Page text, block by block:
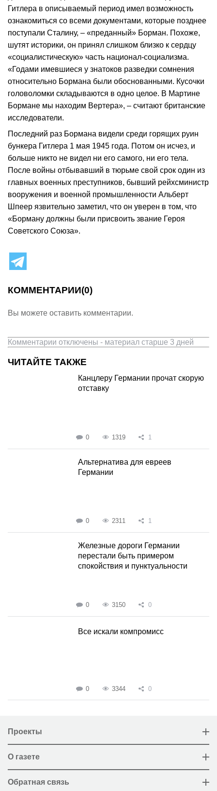
Гитлера в описываемый период имел возможность
ознакомиться со всеми документами, которые позднее
поступали Сталину, – «преданный» Борман. Похоже,
шутят историки, он принял слишком близко к сердцу
«социалистическую» часть национал-социализма.
«Годами имевшиеся у знатоков разведки сомнения
относительно Бормана были обоснованными. Кусочки
головоломки складываются в одно целое. В Мартине
Бормане мы находим Вертера», – считают британские
исследователи.
Последний раз Бормана видели среди горящих руин
бункера Гитлера 1 мая 1945 года. Потом он исчез, и
больше никто не видел ни его самого, ни его тела.
После войны отбывавший в тюрьме свой срок один из
главных военных преступников, бывший рейхсминистр
вооружения и военной промышленности Альберт
Шпеер язвительно заметил, что он уверен в том, что
«Борману должны были присвоить звание Героя
Советского Союза».
КОММЕНТАРИИ(0)
Вы можете оставить комментарии.
Комментарии отключены - материал старше 3 дней
ЧИТАЙТЕ ТАКЖЕ
Канцлеру Германии прочат скорую
отставку
0 1319 1
Альтернатива для евреев
Германии
0 2311 1
Железные дороги Германии
перестали быть примером
спокойствия и пунктуальности
0 3150 0
Все искали компромисс
0 3344 0
Проекты
О газете
Обратная связь